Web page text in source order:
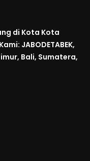
di Kota Kota
JABODETABEK,
Bali, Sumatera,